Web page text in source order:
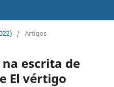
/ Artigos
escrita de
El vértigo